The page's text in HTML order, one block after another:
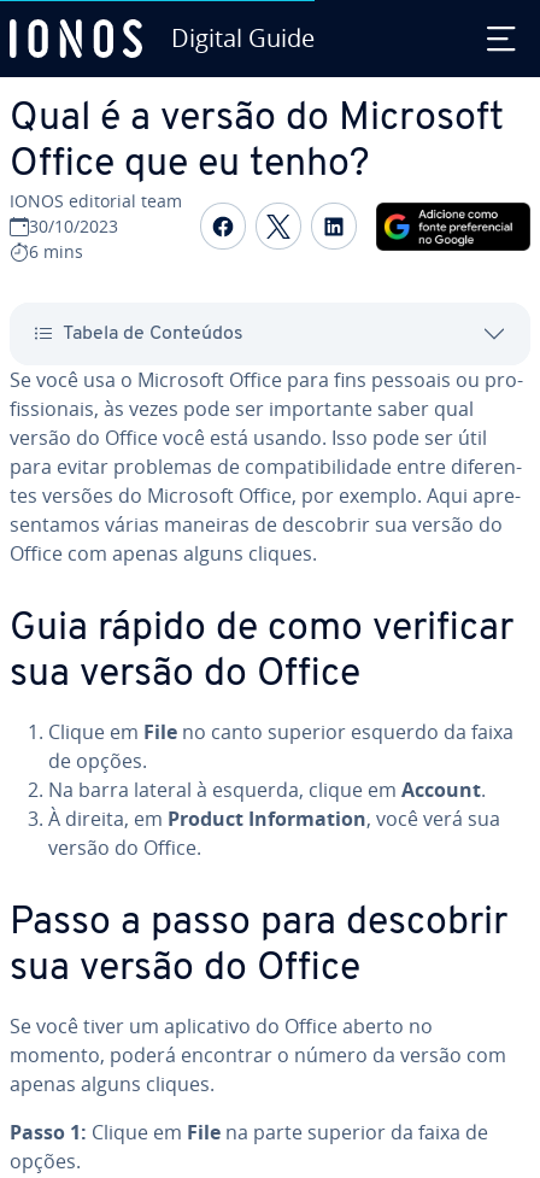
Digital Guide
Qual é a versão do Microsoft
Office que eu tenho?
IONOS editorial team
30/10/2023
6 mins
Com­par­ti­lhar no
Com­par­ti­lhar no
Com­par­ti­lhar
Tabela de Conteúdos
Se você usa o Microsoft Office para fins pessoais ou pro­
fis­si­o­nais, às vezes pode ser im­por­tante saber qual
versão do Office você está usando. Isso pode ser útil
para evitar problemas de com­pa­ti­bi­li­dade entre di­fe­ren­
tes versões do Microsoft Office, por exemplo. Aqui apre­
sen­ta­mos várias maneiras de descobrir sua versão do
Office com apenas alguns cliques.
Guia rápido de como verificar
sua versão do Office
Clique em File no canto superior esquerdo da faixa
de opções.
Na barra lateral à esquerda, clique em Account.
À direita, em Product In­for­ma­tion, você verá sua
versão do Office.
Passo a passo para descobrir
sua versão do Office
Se você tiver um apli­ca­tivo do Office aberto no
momento, poderá encontrar o número da versão com
apenas alguns cliques.
Passo 1: Clique em File na parte superior da faixa de
opções.